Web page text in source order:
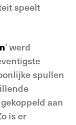
speelt
’ werd
spullen
aan
is er